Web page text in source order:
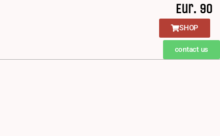
Eur. 90
SHOP
contact us